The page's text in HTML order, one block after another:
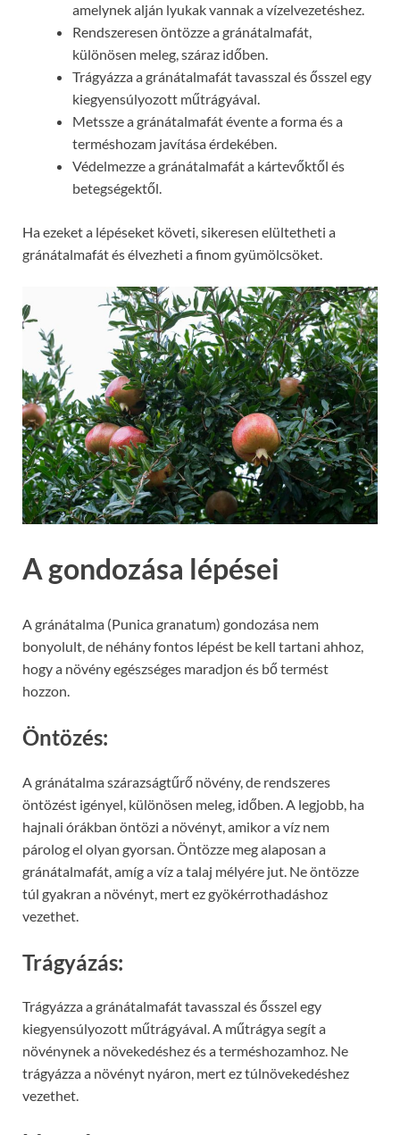
amelynek alján lyukak vannak a vízelvezetéshez.
Rendszeresen öntözze a gránátalmafát,
különösen meleg, száraz időben.
Trágyázza a gránátalmafát tavasszal és ősszel egy
kiegyensúlyozott műtrágyával.
Metssze a gránátalmafát évente a forma és a
terméshozam javítása érdekében.
Védelmezze a gránátalmafát a kártevőktől és
betegségektől.
Ha ezeket a lépéseket követi, sikeresen elültetheti a
gránátalmafát és élvezheti a finom gyümölcsöket.
A gondozása lépései
A gránátalma (Punica granatum) gondozása nem
bonyolult, de néhány fontos lépést be kell tartani ahhoz,
hogy a növény egészséges maradjon és bő termést
hozzon.
Öntözés:
A gránátalma szárazságtűrő növény, de rendszeres
öntözést igényel, különösen meleg, időben. A legjobb, ha
hajnali órákban öntözi a növényt, amikor a víz nem
párolog el olyan gyorsan. Öntözze meg alaposan a
gránátalmafát, amíg a víz a talaj mélyére jut. Ne öntözze
túl gyakran a növényt, mert ez gyökérrothadáshoz
vezethet.
Trágyázás:
Trágyázza a gránátalmafát tavasszal és ősszel egy
kiegyensúlyozott műtrágyával. A műtrágya segít a
növénynek a növekedéshez és a terméshozamhoz. Ne
trágyázza a növényt nyáron, mert ez túlnövekedéshez
vezethet.